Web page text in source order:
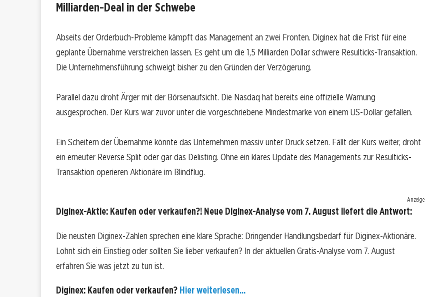
Milliarden-Deal in der Schwebe
Abseits der Orderbuch-Probleme kämpft das Management an zwei Fronten. Diginex hat die Frist für eine
geplante Übernahme verstreichen lassen. Es geht um die 1,5 Milliarden Dollar schwere Resulticks-Transaktion.
Die Unternehmensführung schweigt bisher zu den Gründen der Verzögerung.
Parallel dazu droht Ärger mit der Börsenaufsicht. Die Nasdaq hat bereits eine offizielle Warnung
ausgesprochen. Der Kurs war zuvor unter die vorgeschriebene Mindestmarke von einem US-Dollar gefallen.
Ein Scheitern der Übernahme könnte das Unternehmen massiv unter Druck setzen. Fällt der Kurs weiter, droht
ein erneuter Reverse Split oder gar das Delisting. Ohne ein klares Update des Managements zur Resulticks-
Transaktion operieren Aktionäre im Blindflug.
Anzeige
Diginex-Aktie: Kaufen oder verkaufen?! Neue Diginex-Analyse vom 7. August liefert die Antwort:
Die neusten Diginex-Zahlen sprechen eine klare Sprache: Dringender Handlungsbedarf für Diginex-Aktionäre.
Lohnt sich ein Einstieg oder sollten Sie lieber verkaufen? In der aktuellen Gratis-Analyse vom 7. August
erfahren Sie was jetzt zu tun ist.
Diginex: Kaufen oder verkaufen? Hier weiterlesen...